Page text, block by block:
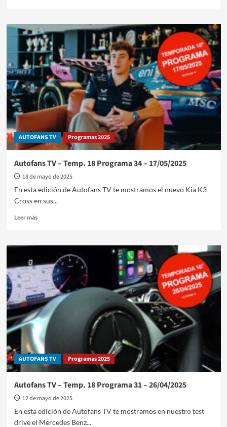
Autofans
TV
–
Temp.
18
Programa
40
–
28/06/2025
AUTOFANS TV Programas 2025
Autofans TV – Temp. 18 Programa 34 – 17/05/2025
18 de mayo de 2025
En esta edición de Autofans TV te mostramos el nuevo Kia K3
Cross en sus...
Leer másLeer
Autofans
–
Temp.
18
Programa
34
–
17/05/2025
AUTOFANS TV Programas 2025
Autofans TV – Temp. 18 Programa 31 – 26/04/2025
12 de mayo de 2025
En esta edición de Autofans TV te mostramos en nuestro test
drive el Mercedes Benz...